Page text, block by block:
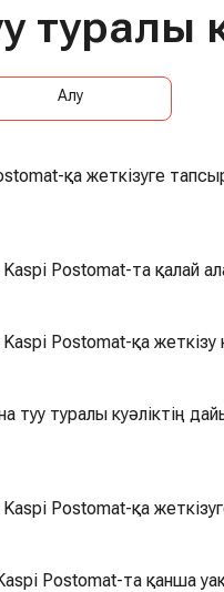
туралы
Алу
қа жеткізуге
Kaspi Postomat-та қалай
Kaspi Postomat-қа
туралы куәліктің
Kaspi Postomat-қа
Postomat-та қанша